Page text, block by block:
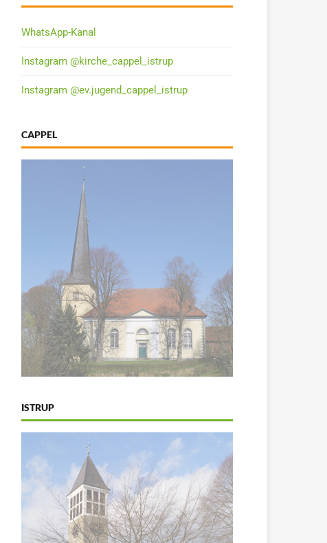
WhatsApp-Kanal
Instagram @kirche_cappel_istrup
Instagram @ev.jugend_cappel_istrup
CAPPEL
ISTRUP